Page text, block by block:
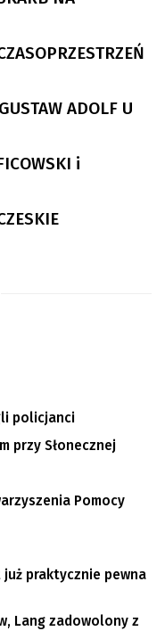
ADOLF U
i
policjanci
przy Słonecznej
Pomocy
praktycznie pewna
Lang zadowolony z